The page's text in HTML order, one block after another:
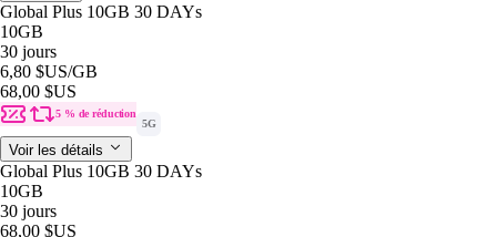
Global Plus 10GB 30 DAYs
10GB
30 jours
6,80 $US/GB
68,00 $US
5 % de réduction
5G
Voir les détails
Global Plus 10GB 30 DAYs
10GB
30 jours
68,00 $US